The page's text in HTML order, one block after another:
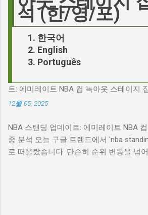
무엇인지, 그리고 배우가
시킬 수 있는지에 대한 근
다. 다니엘 데이 루이스, '
점에서 다니엘 데이 루이
것은 결코 우연이 아닙니
기'의 극한을 보여주는 배
완벽하게 몰입하여 실제
정도의 연기를 선보였습니
치 못한 인물, JD 밴스(JD
환하며 파장을 일으키고
들이 어떻게 얽혀있는 것
오늘의 특가 'Signalgate'
의 그림자 먼저
인 피트 헤게세스부터 살
개된 국방부 감사 보고서
스의 행위가 윤리적으로
며, 군의 명예를 훼손할 수
Photo by Samuel Regan-
제는 여기서 끝나지 않았
석 (한/영/포)
한국어
English
Português
트: 에미레이트 NBA 컵 녹아웃 스테이지
12월 05, 2025
NBA 스탠딩 업데이트: 에미레이트 NBA
중 분석 오늘 구글 트렌드에서 'nba
로 떠올랐습니다. 단순히 순위 변동을 넘
받고 있습니다. 이번 포스팅에서는 NBA